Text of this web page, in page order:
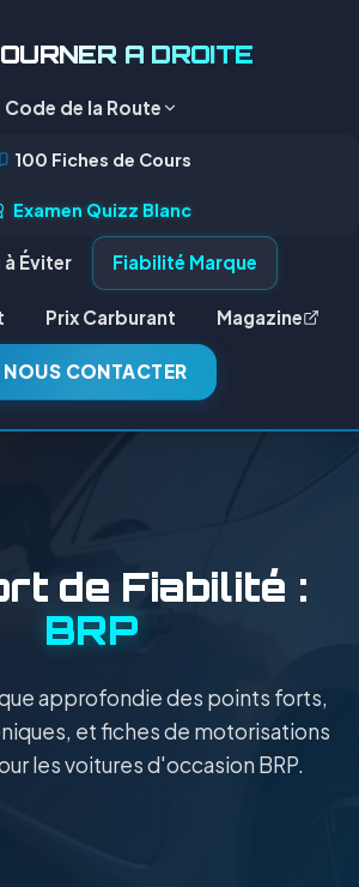
A DROITE
Code de la Route
100 Fiches de Cours
Examen Quizz Blanc
Éviter Fiabilité Marque
Prix Carburant Magazine
NOUS CONTACTER
de Fiabilité :
BRP
approfondie des points forts,
et fiches de motorisations
les voitures d'occasion BRP.